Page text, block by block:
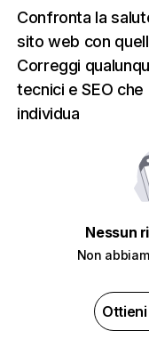
Confronta la
sito web con
Correggi
tecnici e SEO
individua
Nessun
Non